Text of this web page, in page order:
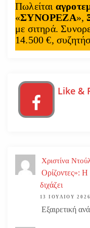
Πωλείται
«ΣΥΝΟΡΕΖΑ»,
με σιτηρά.
14.500 €,
Like &
Χριστίνα
Ορίζοντες»: Η
διχάζει
13 ΙΟΥΛΊΟΥ 2026
Εξαιρετική